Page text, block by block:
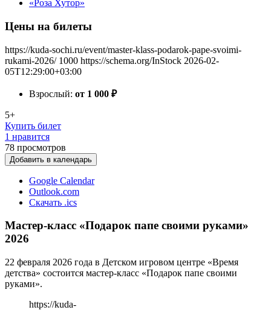
«Роза Хутор»
Цены на билеты
https://kuda-sochi.ru/event/master-klass-podarok-pape-svoimi-
rukami-2026/ 1000 https://schema.org/InStock 2026-02-
05T12:29:00+03:00
Взрослый: от 1 000 ₽
5+
Купить билет
1 нравится
78 просмотров
Добавить в календарь
Google Calendar
Outlook.com
Скачать .ics
Мастер-класс «Подарок папе своими руками»
2026
22 февраля 2026 года в Детском игровом центре «Время
детства» состоится мастер-класс «Подарок папе своими
руками».
https://kuda-